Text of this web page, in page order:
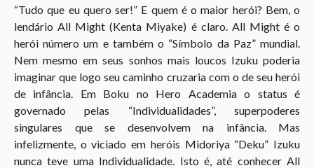
n
o
s
a
g
o
“Tudo que eu quero ser!” E quem é o maior herói? Bem, o
lendário All Might (Kenta Miyake) é claro. All Might é o
herói número um e também o “Símbolo da Paz” mundial.
Nem mesmo em seus sonhos mais loucos Izuku poderia
imaginar que logo seu caminho cruzaria com o de seu herói
de infância. Em Boku no Hero Academia o status é
governado pelas “Individualidades”, superpoderes
singulares que se desenvolvem na infância. Mas
infelizmente, o viciado em heróis Midoriya “Deku” Izuku
nunca teve uma Individualidade. Isto é, até conhecer All